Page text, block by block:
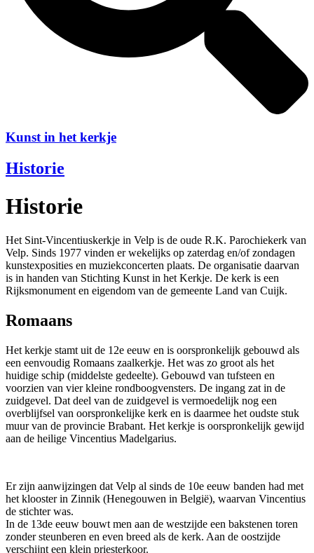
Kunst in het kerkje
Historie
Historie
Het Sint-Vincentiuskerkje in Velp is de oude R.K. Parochiekerk van
Velp. Sinds 1977 vinden er wekelijks op zaterdag en/of zondagen
kunstexposities en muziekconcerten plaats. De organisatie daarvan
is in handen van Stichting Kunst in het Kerkje. De kerk is een
Rijksmonument en eigendom van de gemeente Land van Cuijk.
Romaans
Het kerkje stamt uit de 12e eeuw en is oorspronkelijk gebouwd als
een eenvoudig Romaans zaalkerkje. Het was zo groot als het
huidige schip (middelste gedeelte). Gebouwd van tufsteen en
voorzien van vier kleine rondboogvensters. De ingang zat in de
zuidgevel. Dat deel van de zuidgevel is vermoedelijk nog een
overblijfsel van oorspronkelijke kerk en is daarmee het oudste stuk
muur van de provincie Brabant. Het kerkje is oorspronkelijk gewijd
aan de heilige Vincentius Madelgarius.
Er zijn aanwijzingen dat Velp al sinds de 10e eeuw banden had met
het klooster in Zinnik (Henegouwen in België), waarvan Vincentius
de stichter was.
In de 13de eeuw bouwt men aan de westzijde een bakstenen toren
zonder steunberen en even breed als de kerk. Aan de oostzijde
verschijnt een klein priesterkoor.